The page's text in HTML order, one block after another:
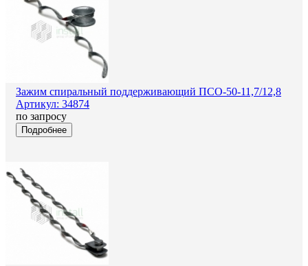
Зажим спиральный поддерживающий ПСО-50-11,7/12,8
Артикул: 34874
по запросу
Подробнее